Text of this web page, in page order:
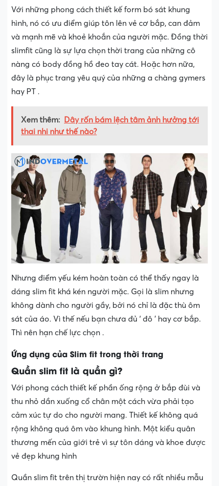
Với những phong cách thiết kế form bó sát khung
hình, nó có ưu điểm giúp tôn lên vẻ cơ bắp, can đảm
và mạnh mẽ và khoẻ khoắn của người mặc. Đồng thời
slimfit cũng là sự lựa chọn thời trang của những cô
nàng có body đồng hồ đeo tay cát. Hoặc hơn nữa,
đây là phục trang yêu quý của những a chàng gymers
hay PT .
Xem thêm:
Dây rốn bám lệch tâm ảnh hưởng tới
thai nhi như thế nào?
Nhưng điểm yếu kém hoàn toàn có thể thấy ngay là
dáng slim fit khá kén người mặc. Gọi là slim nhưng
không dành cho người gầy, bởi nó chỉ là đặc thù ôm
sát của áo. Vì thế nếu bạn chưa đủ ‘ đô ’ hay cơ bắp.
Thì nên hạn chế lực chọn .
Ứng dụng của Slim fit trong thời trang
Quần slim fit là quần gì?
Với phong cách thiết kế phần ống rộng ở bắp đùi và
thu nhỏ dần xuống cổ chân một cách vừa phải tạo
cảm xúc tự do cho người mang. Thiết kế không quá
rộng không quá ôm vào khung hình. Một kiểu quân
thương mến của giới trẻ vì sự tôn dáng và khoe được
vẻ đẹp khung hình
Quần slim fit trên thị trườn hiện nay có rất nhiều mẫu